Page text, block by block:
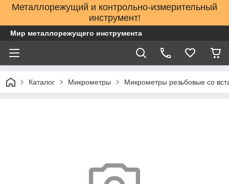
Металлорежущий и контрольно-измерительный
инструмент!
Мир металлорежущего инструмента
Каталог Микрометры Микрометры резьбовые со